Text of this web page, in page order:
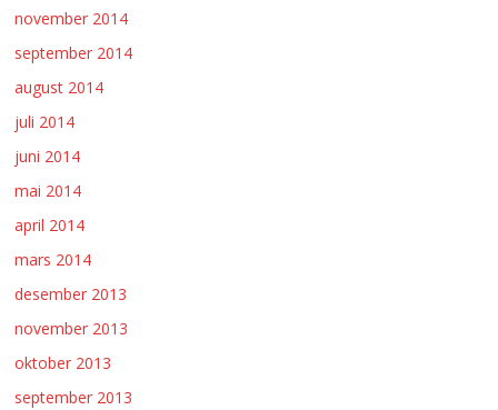
november 2014
september 2014
august 2014
juli 2014
juni 2014
mai 2014
april 2014
mars 2014
desember 2013
november 2013
oktober 2013
september 2013